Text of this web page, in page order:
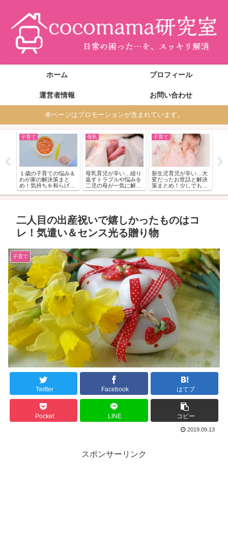
ホーム プロフィール
運営者情報 お問い合わせ
本ページはプロモーションが含まれています。
ご
子育て
１歳の子育ての悩み＆
わが家の解決策まと
め！気持ちを和らげる
コツ
母乳
母乳育児が辛い…繰り
返すトラブルや悩みを
二児の母が一気に解
決！
子育て
新生児育児が辛い…大
変だったお世話と解決
策まとめ！少しでも気
楽に
仕
紹
二人目の出産祝いで嬉しかったものはコ
レ！気遣い＆センス光る贈り物
子育て
Twitter Facebook はてブ
Pocket LINE コピー
2019.09.13
スポンサーリンク